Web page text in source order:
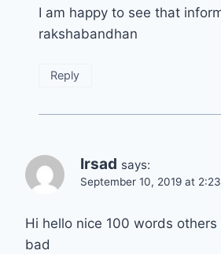
I am happy to see that
rakshabandhan
Reply
Irsad says:
September 10, 2019 at
Hi hello nice 100 words
bad